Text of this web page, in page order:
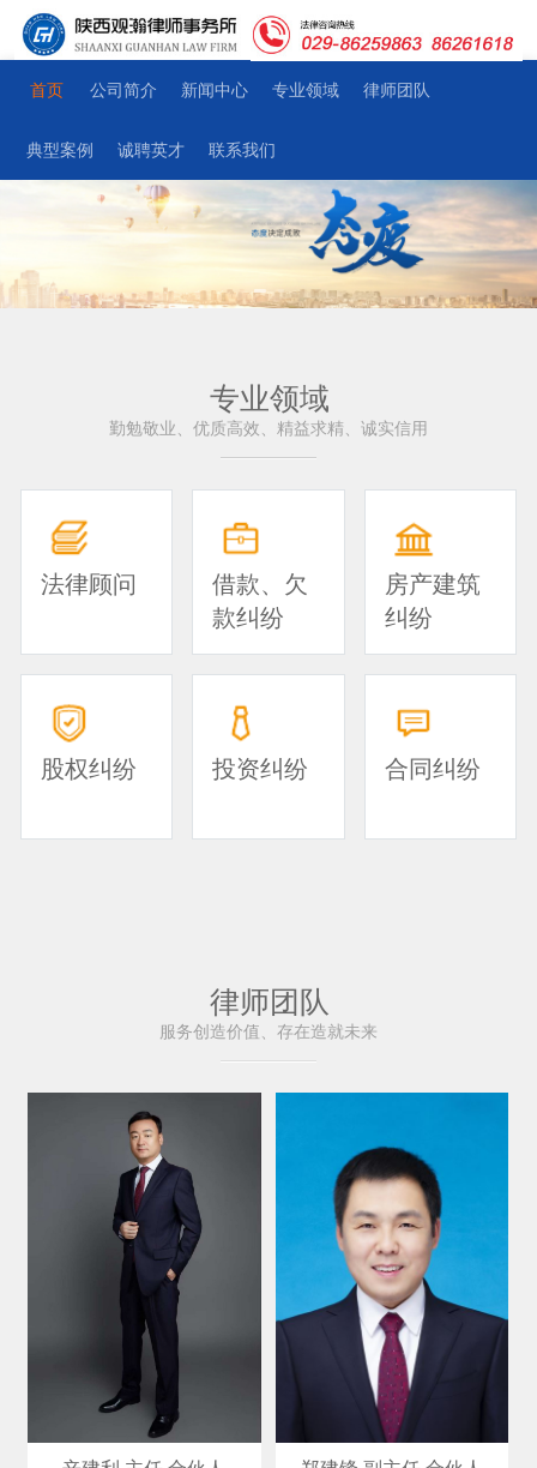
首页 公司简介 新闻中心 专业领域 律师团队
典型案例 诚聘英才 联系我们
专业领域
勤勉敬业、优质高效、精益求精、诚实信用
法律顾问
借款、欠
款纠纷
房产建筑
纠纷
股权纠纷 投资纠纷 合同纠纷
律师团队
服务创造价值、存在造就未来